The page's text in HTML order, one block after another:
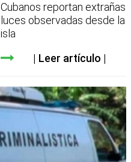
Cubanos reportan extrañas
luces observadas desde la
isla
Leer artículo